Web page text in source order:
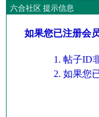
六合社区 提示信息
如果您已注册会
帖子ID
如果您